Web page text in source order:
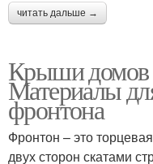
читать дальше →
Крыши домов
Материалы
фронтона
Фронтон – это
двух сторон скатами